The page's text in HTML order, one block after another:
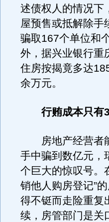
述债权人的情况下
屋预售或抵解除手
骗取167个单位和
外，据兴业银行重
住房按揭竟多达
余万元。
行贿成本只有
房地产经营者能
手中骗到数亿元，
个巨大的惊叹号。
销他人购房登记”
得不铤而走险重复
续，房管部门是关